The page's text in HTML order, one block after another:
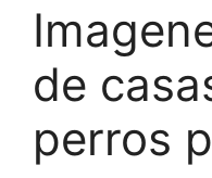
de
perros